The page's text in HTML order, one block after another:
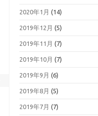
2020年1月 (14)
2019年12月 (5)
2019年11月 (7)
2019年10月 (7)
2019年9月 (6)
2019年8月 (5)
2019年7月 (7)